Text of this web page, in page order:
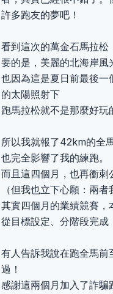
許多跑友的夢吧！
看到這次的萬金石馬拉
要的是，美麗的北海岸風
也因為這是夏日前最後
的太陽照射下
跑馬拉松就不是那麼好玩
所以我就報了42km的全
也完全影響了我的練跑。
而且這四個月，也再衝刺
（但我也立下心願：兩者
其實四個月的業績競賽，
從目標設定、分階段完成
有人告訴我說在跑全馬
過！
感謝這兩個月加入了詐騙